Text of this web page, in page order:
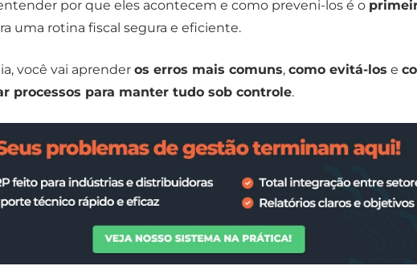
por que eles acontecem e como preveni-los é o
uma rotina fiscal segura e eficiente.
você vai aprender os erros mais comuns, como evitá-los e
processos para manter tudo sob controle.